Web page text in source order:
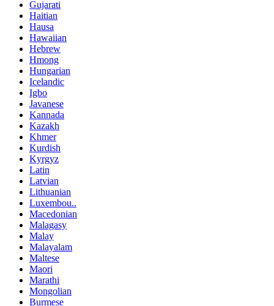
Gujarati
Haitian
Hausa
Hawaiian
Hebrew
Hmong
Hungarian
Icelandic
Igbo
Javanese
Kannada
Kazakh
Khmer
Kurdish
Kyrgyz
Latin
Latvian
Lithuanian
Luxembou..
Macedonian
Malagasy
Malay
Malayalam
Maltese
Maori
Marathi
Mongolian
Burmese